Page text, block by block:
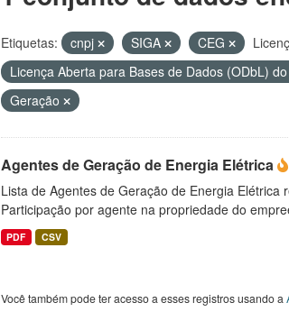
Etiquetas: cnpj SIGA CEG
Licença Aberta para Bases de Dados (ODbL)
Geração
Agentes de Geração de Energia Elétrica
Lista de Agentes de Geração de Energia Elétrica
Participação por agente na propriedade do
PDF CSV
Você também pode ter acesso a esses registros usando a